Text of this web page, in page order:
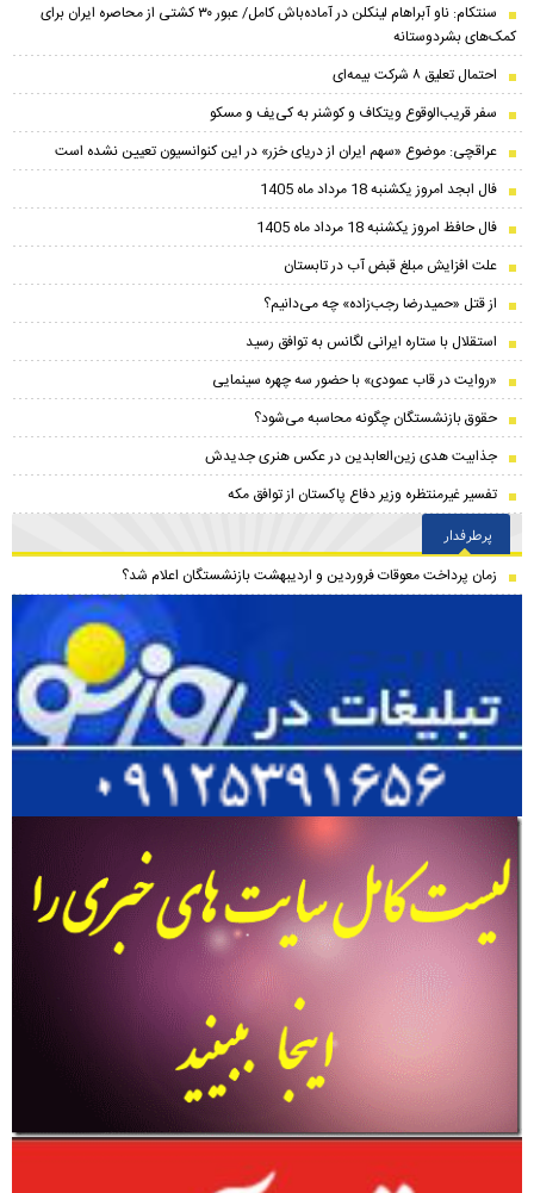
سنتکام: ناو آبراهام لینکلن در آماده‌باش کامل/ عبور ۳۰ کشتی از محاصره ایران برای
کمک‌های بشردوستانه
احتمال تعلیق ۸ شرکت بیمه‌ای
سفر قریب‌الوقوع ویتکاف و کوشنر به کی‌یف و مسکو
عراقچی: موضوع «سهم ایران از دریای خزر» در این کنوانسیون تعیین نشده است
فال ابجد امروز یکشنبه 18 مرداد ماه 1405
فال حافظ امروز یکشنبه 18 مرداد ماه 1405
علت افزایش مبلغ قبض آب در تابستان
از قتل «حمیدرضا رجب‌زاده» چه می‌دانیم؟
استقلال با ستاره ایرانی لگانس به توافق رسید
«روایت در قاب عمودی» با حضور سه چهره سینمایی
حقوق بازنشستگان چگونه محاسبه می‌شود؟
جذابیت هدی زین‌العابدین در عکس هنری جدیدش
تفسیر غیرمنتظره وزیر دفاع پاکستان از توافق مکه
پرطرفدار
زمان پرداخت معوقات فروردین و اردیبهشت بازنشستگان اعلام شد؟